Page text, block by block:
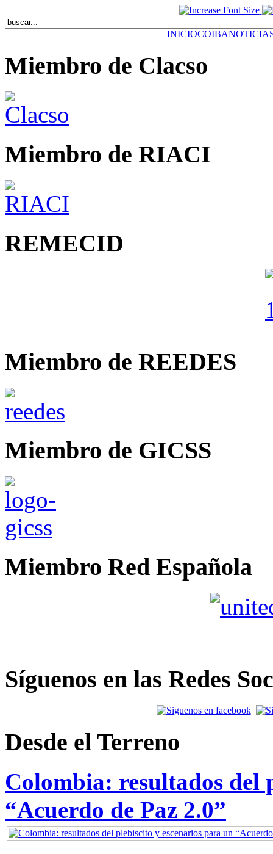
INICIOCOIBA
Miembro de Clacso
Miembro de RIACI
REMECID
Miembro de REEDES
Miembro de GICSS
Miembro Red Española
Síguenos en las Redes
Desde el Terreno
Colombia: resultados del
“Acuerdo de Paz 2.0”